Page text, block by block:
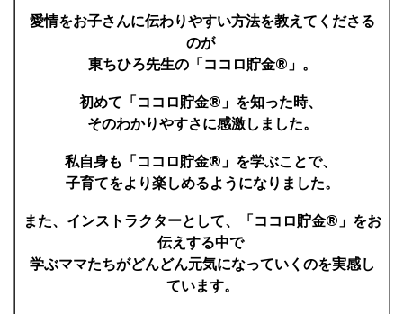
愛情をお子さんに伝わりやすい方法を教えてくださる
のが
東ちひろ先生の「ココロ貯金®」。
初めて「ココロ貯金®」を知った時、
そのわかりやすさに感激しました。
私自身も「ココロ貯金®」を学ぶことで、
子育てをより楽しめるようになりました。
また、インストラクターとして、「ココロ貯金®」をお
伝えする中で
学ぶママたちがどんどん元気になっていくのを実感し
ています。